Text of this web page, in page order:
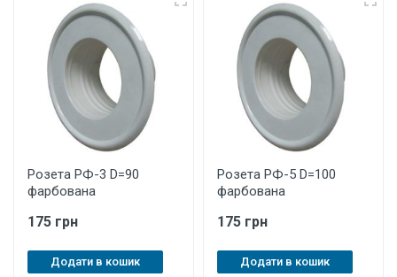
Розета РФ-3 D=90
фарбована
175 грн
Додати в кошик
Розета РФ-5 D=100
фарбована
175 грн
Додати в кошик